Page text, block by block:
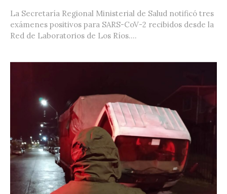
La Secretaría Regional Ministerial de Salud notificó tres
exámenes positivos para SARS-CoV-2 recibidos desde la
Red de Laboratorios de Los Ríos....